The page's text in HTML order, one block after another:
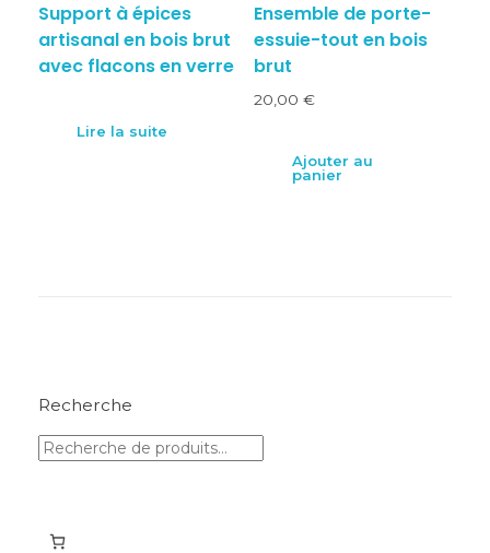
Support à épices
artisanal en bois brut
avec flacons en verre
Lire la suite
Ensemble de porte-
essuie-tout en bois
brut
20,00 €
Ajouter au
panier
Recherche